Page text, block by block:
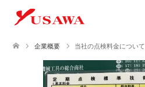
企業概要 当社の点検料金について